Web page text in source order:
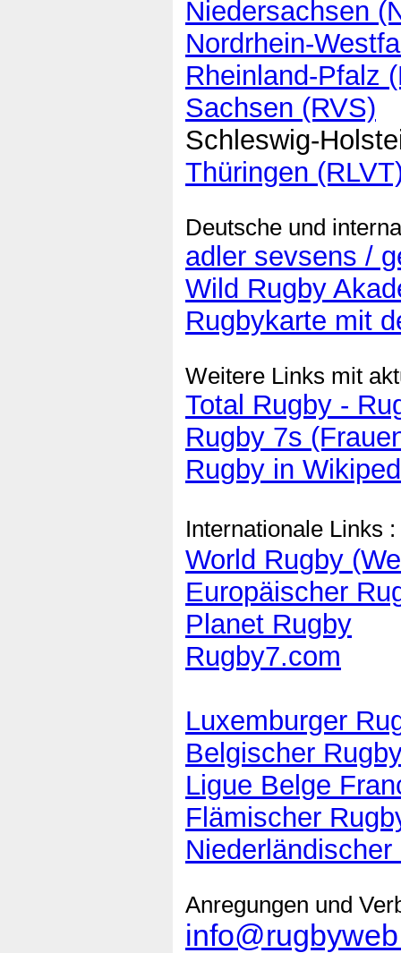
Niedersachsen
Nordrhein-
Rheinland-Pfalz
Sachsen (RVS)
Schleswig-
Thüringen
Deutsche und
adler sevsens /
Wild Rugby
Rugbykarte mit
Weitere Links mit
Total Rugby -
Rugby 7s
Rugby in
Internationale Links :
World Rugby
Europäischer
Planet Rugby
Rugby7.com
Luxemburger
Belgischer
Ligue Belge
Flämischer
Anregungen und